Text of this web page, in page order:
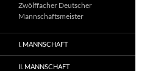
Zwölffacher Deutscher
Mannschaftsmeister
I. MANNSCHAFT
II. MANNSCHAFT